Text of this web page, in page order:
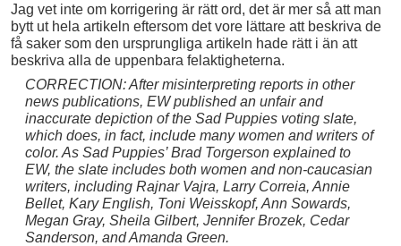
Jag vet inte om korrigering är rätt ord, det är mer så att man
bytt ut hela artikeln eftersom det vore lättare att beskriva de
få saker som den ursprungliga artikeln hade rätt i än att
beskriva alla de uppenbara felaktigheterna.
CORRECTION: After misinterpreting reports in other
news publications, EW published an unfair and
inaccurate depiction of the Sad Puppies voting slate,
which does, in fact, include many women and writers of
color. As Sad Puppies’ Brad Torgerson explained to
EW, the slate includes both women and non-caucasian
writers, including Rajnar Vajra, Larry Correia, Annie
Bellet, Kary English, Toni Weisskopf, Ann Sowards,
Megan Gray, Sheila Gilbert, Jennifer Brozek, Cedar
Sanderson, and Amanda Green.